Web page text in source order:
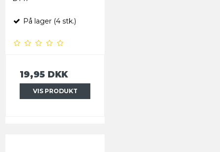
På lager (4 stk.)
19,95 DKK
VIS PRODUKT